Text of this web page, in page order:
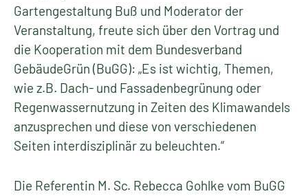
Gartengestaltung Buß und Moderator der
Veranstaltung, freute sich über den Vortrag und
die Kooperation mit dem Bundesverband
GebäudeGrün (BuGG): „Es ist wichtig, Themen,
wie z.B. Dach- und Fassadenbegrünung oder
Regenwassernutzung in Zeiten des Klimawandels
anzusprechen und diese von verschiedenen
Seiten interdisziplinär zu beleuchten.“
Die Referentin M. Sc. Rebecca Gohlke vom BuGG